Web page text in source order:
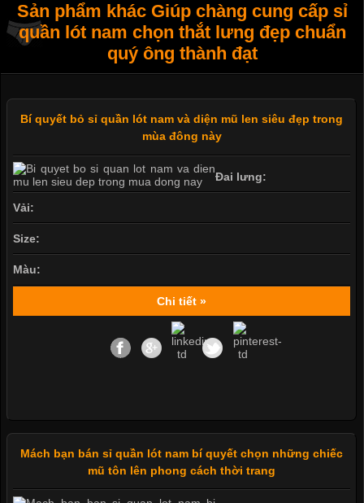
Sản phẩm khác Giúp chàng cung cấp sỉ
quần lót nam chọn thắt lưng đẹp chuẩn
quý ông thành đạt
Bí quyết bỏ sỉ quần lót nam và diện mũ len siêu đẹp trong
mùa đông này
Đai lưng:
Vải:
Size:
Màu:
Chi tiết »
Mách bạn bán sỉ quần lót nam bí quyết chọn những chiếc
mũ tôn lên phong cách thời trang